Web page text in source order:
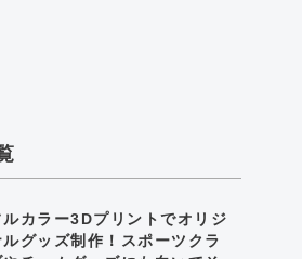
ルカラー3Dプリントでオリジ
ルグッズ制作！スポーツクラ